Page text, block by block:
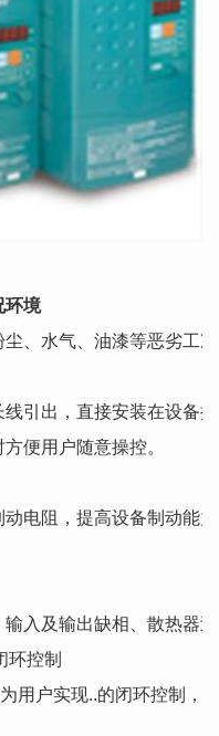
环境
、水气、油漆等恶劣工
引出，直接安装在设备
便用户随意操控。
电阻，提高设备制动能
入及输出缺相、散热器
环控制
用户实现..的闭环控制，